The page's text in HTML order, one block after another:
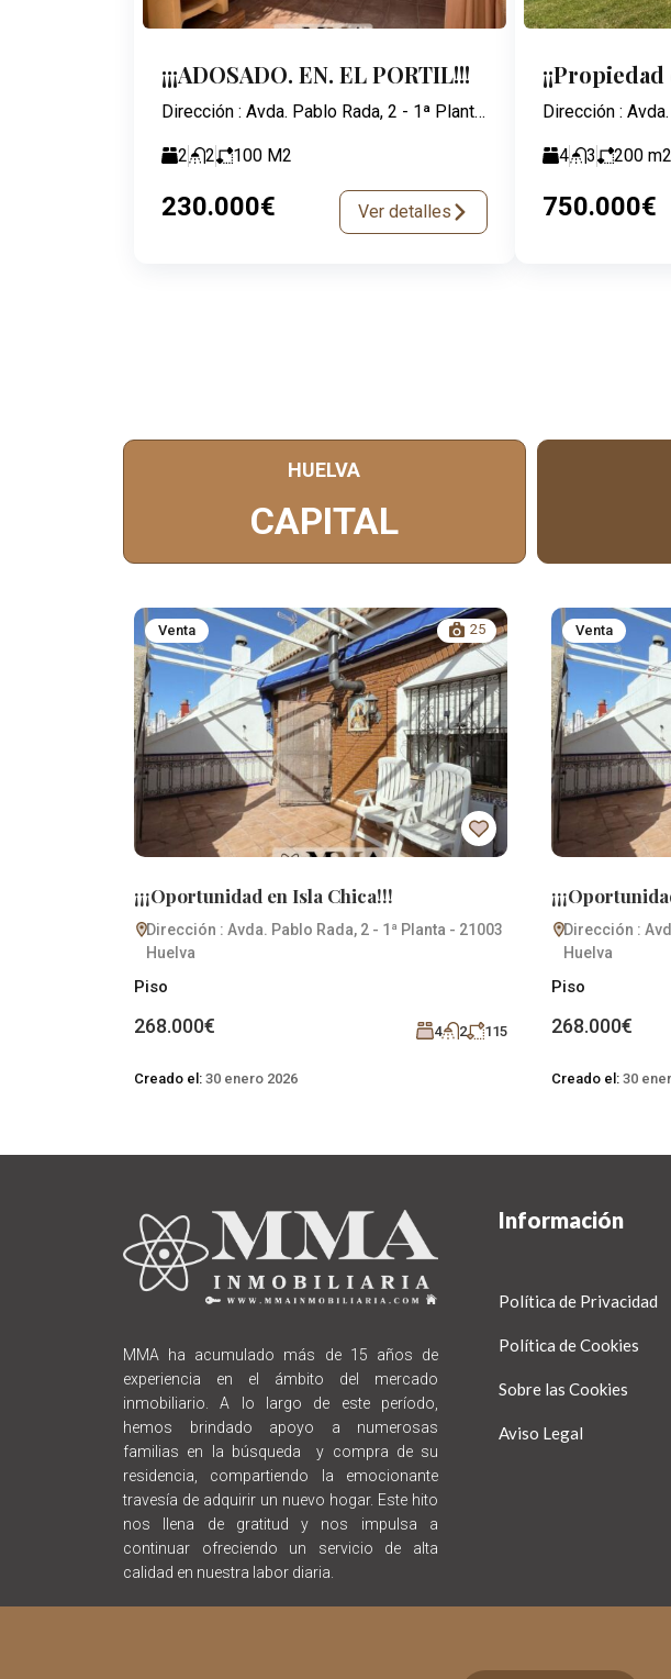
¡¡¡ADOSADO. EN. EL PORTIL!!!
Dirección : Avda. Pablo Rada, 2 - 1ª Planta - 21003 Huelva
2 2 100 M2
230.000€ Ver detalles
4 3 200 m2
750.000€
HUELVA
CAPITAL
Venta 25
¡¡¡Oportunidad en Isla Chica!!!
Dirección : Avda. Pablo Rada, 2 - 1ª Planta - 21003
Huelva
Piso
268.000€ 4 2 115
Creado el: 30 enero 2026
Venta
Dirección :
Huelva
Piso
268.000€
Creado el: 30
MMA ha acumulado más de 15 años de
experiencia en el ámbito del mercado
inmobiliario. A lo largo de este período,
hemos brindado apoyo a numerosas
familias en la búsqueda y compra de su
residencia, compartiendo la emocionante
travesía de adquirir un nuevo hogar. Este hito
nos llena de gratitud y nos impulsa a
continuar ofreciendo un servicio de alta
calidad en nuestra labor diaria.
Información
Política de Privacidad
Política de Cookies
Sobre las Cookies
Aviso Legal